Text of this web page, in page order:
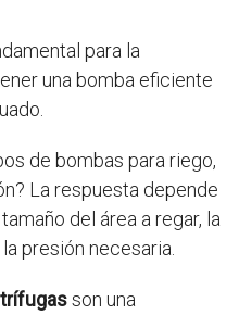
para la
una bomba eficiente
de bombas para riego,
La respuesta depende
del área a regar, la
presión necesaria.
son una